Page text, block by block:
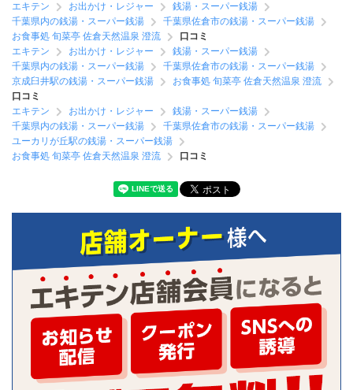
エキテン お出かけ・レジャー
銭湯・スーパー銭湯
千葉県内の銭湯・スーパー銭湯
千葉県佐倉市の銭湯・スーパー銭湯
お食事処 旬菜亭 佐倉天然温泉 澄流
口コミ
エキテン
お出かけ・レジャー
銭湯・スーパー銭湯
千葉県内の銭湯・スーパー銭湯
千葉県佐倉市の銭湯・スーパー銭湯
京成臼井駅の銭湯・スーパー銭湯
お食事処 旬菜亭 佐倉天然温泉 澄流
口コミ
エキテン
お出かけ・レジャー
銭湯・スーパー銭湯
千葉県内の銭湯・スーパー銭湯
千葉県佐倉市の銭湯・スーパー銭湯
ユーカリが丘駅の銭湯・スーパー銭湯
お食事処 旬菜亭 佐倉天然温泉 澄流
口コミ